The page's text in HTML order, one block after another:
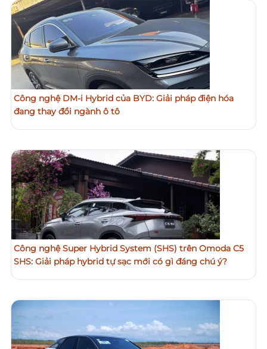
Công nghệ DM-i Hybrid của BYD: Giải pháp điện hóa
đang thay đổi ngành ô tô
Công nghệ Super Hybrid System (SHS) trên Omoda C5
SHS: Giải pháp hybrid tự sạc mới có gì đáng chú ý?